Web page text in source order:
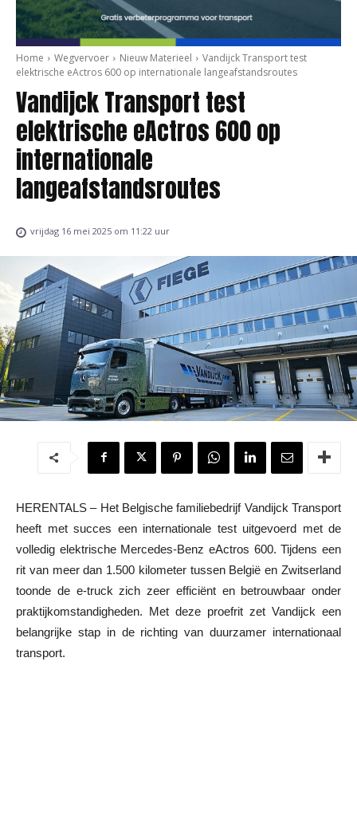
Home Wegvervoer Nieuw Materieel
Vandijck Transport test
elektrische eActros 600 op internationale langeafstandsroutes
Vandijck Transport test
elektrische eActros 600 op
internationale
langeafstandsroutes
vrijdag 16 mei 2025 om 11:22 uur
HERENTALS – Het Belgische familiebedrijf Vandijck Transport
heeft met succes een internationale test uitgevoerd met de
volledig elektrische Mercedes-Benz eActros 600. Tijdens een
rit van meer dan 1.500 kilometer tussen België en Zwitserland
toonde de e-truck zich zeer efficiënt en betrouwbaar onder
praktijkomstandigheden. Met deze proefrit zet Vandijck een
belangrijke stap in de richting van duurzamer internationaal
transport.